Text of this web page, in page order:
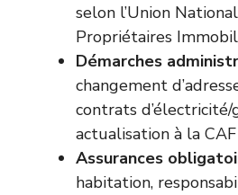
selon l’Union
Propriétaires
Démarches
changement
contrats
actualisation à la
Assurances
habitation,